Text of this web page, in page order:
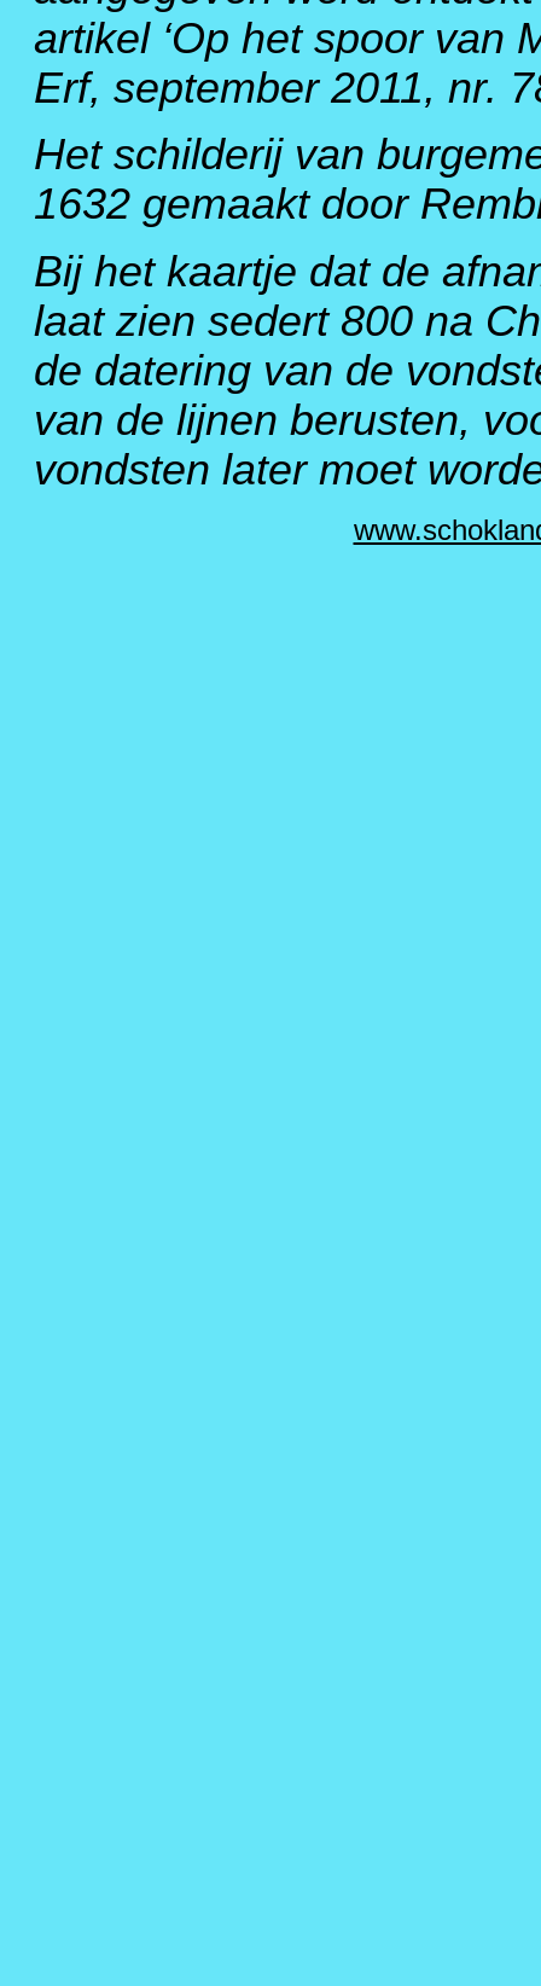
artikel ‘Op het spoor van
Erf, september 2011, nr.
Het schilderij van
1632 gemaakt door
Bij het kaartje dat de
laat zien sedert 800 na
de datering van de
van de lijnen berusten,
vondsten later moet